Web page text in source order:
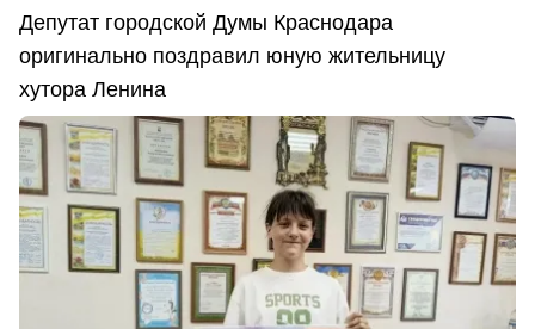
Депутат городской Думы Краснодара
оригинально поздравил юную жительницу
хутора Ленина